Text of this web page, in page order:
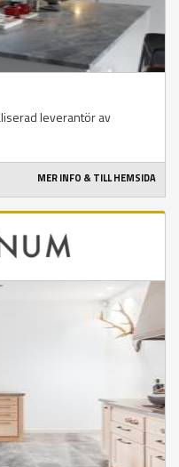
leverantör av
MER INFO & TILL HEMSIDA